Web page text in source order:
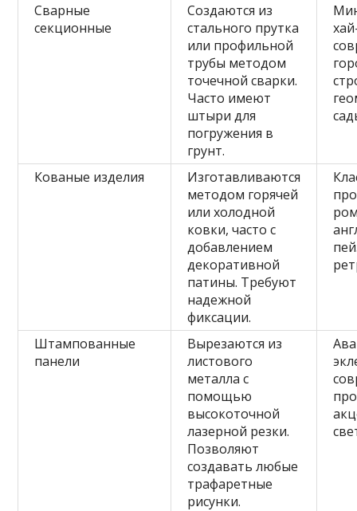
Сварные
секционные
Создаются из
стального прутка
или профильной
трубы методом
точечной сварки.
Часто имеют
штыри для
погружения в
грунт.
Кованые изделия
Изготавливаются
методом горячей
или холодной
ковки, часто с
добавлением
декоративной
патины. Требуют
надежной
фиксации.
Штампованные
панели
Вырезаются из
листового
металла с
помощью
высокоточной
лазерной резки.
Позволяют
создавать любые
трафаретные
рисунки.